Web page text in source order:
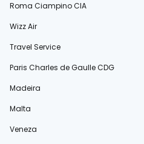
Roma Ciampino CIA
Wizz Air
Travel Service
Paris Charles de Gaulle CDG
Madeira
Malta
Veneza